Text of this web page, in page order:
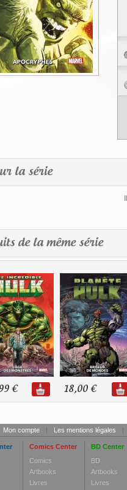
la série
de la même série
€ 18,00 €
Mon compte | Les mentions légales |
Comics Center
Comics
Artbooks
Livres
BD Center
BD
Artbooks
Livres